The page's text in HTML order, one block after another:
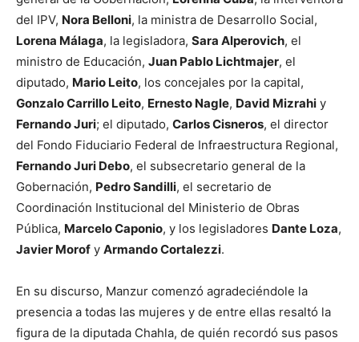
del IPV, Nora Belloni, la ministra de Desarrollo Social,
Lorena Málaga, la legisladora, Sara Alperovich, el
ministro de Educación, Juan Pablo Lichtmajer, el
diputado, Mario Leito, los concejales por la capital,
Gonzalo Carrillo Leito, Ernesto Nagle, David Mizrahi y
Fernando Juri; el diputado, Carlos Cisneros, el director
del Fondo Fiduciario Federal de Infraestructura Regional,
Fernando Juri Debo, el subsecretario general de la
Gobernación, Pedro Sandilli, el secretario de
Coordinación Institucional del Ministerio de Obras
Pública, Marcelo Caponio, y los legisladores Dante Loza,
Javier Morof y Armando Cortalezzi.
En su discurso, Manzur comenzó agradeciéndole la
presencia a todas las mujeres y de entre ellas resaltó la
figura de la diputada Chahla, de quién recordó sus pasos